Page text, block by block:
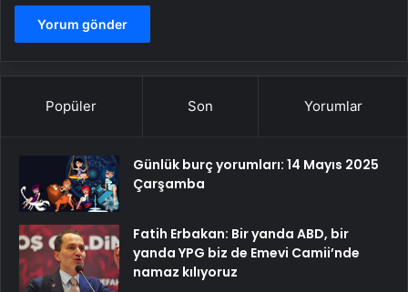
Popüler Son Yorumlar
Günlük burç yorumları: 14 Mayıs 2025
Çarşamba
Fatih Erbakan: Bir yanda ABD, bir
yanda YPG biz de Emevi Camii’nde
namaz kılıyoruz